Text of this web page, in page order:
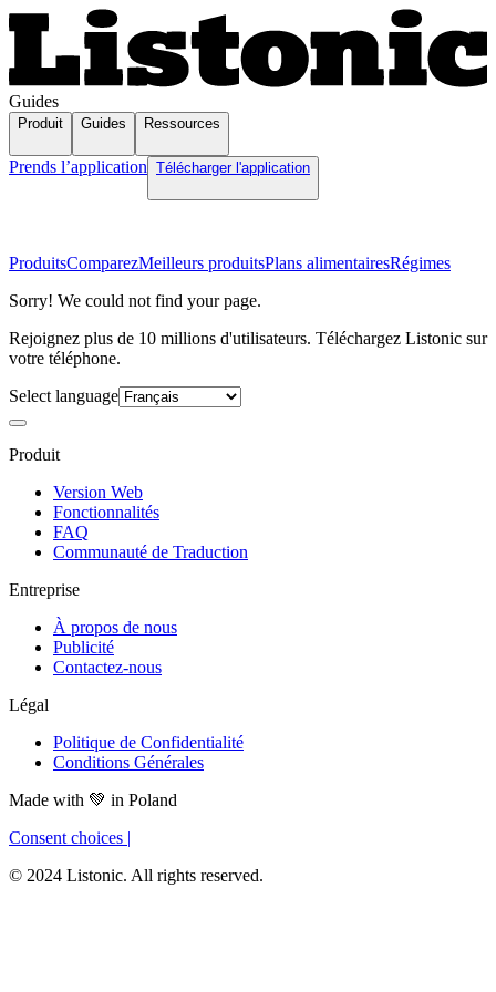
Guides
Produit Guides Ressources
Prends l’application Télécharger l'application
ProduitsComparezMeilleurs produitsPlans alimentairesRégimes
Sorry! We could not find your page.
Rejoignez plus de 10 millions d'utilisateurs. Téléchargez Listonic sur
votre téléphone.
Select language
Produit
Version Web
Fonctionnalités
FAQ
Communauté de Traduction
Entreprise
À propos de nous
Publicité
Contactez-nous
Légal
Politique de Confidentialité
Conditions Générales
Made with 💚 in Poland
Consent choices
© 2024 Listonic. All rights reserved.